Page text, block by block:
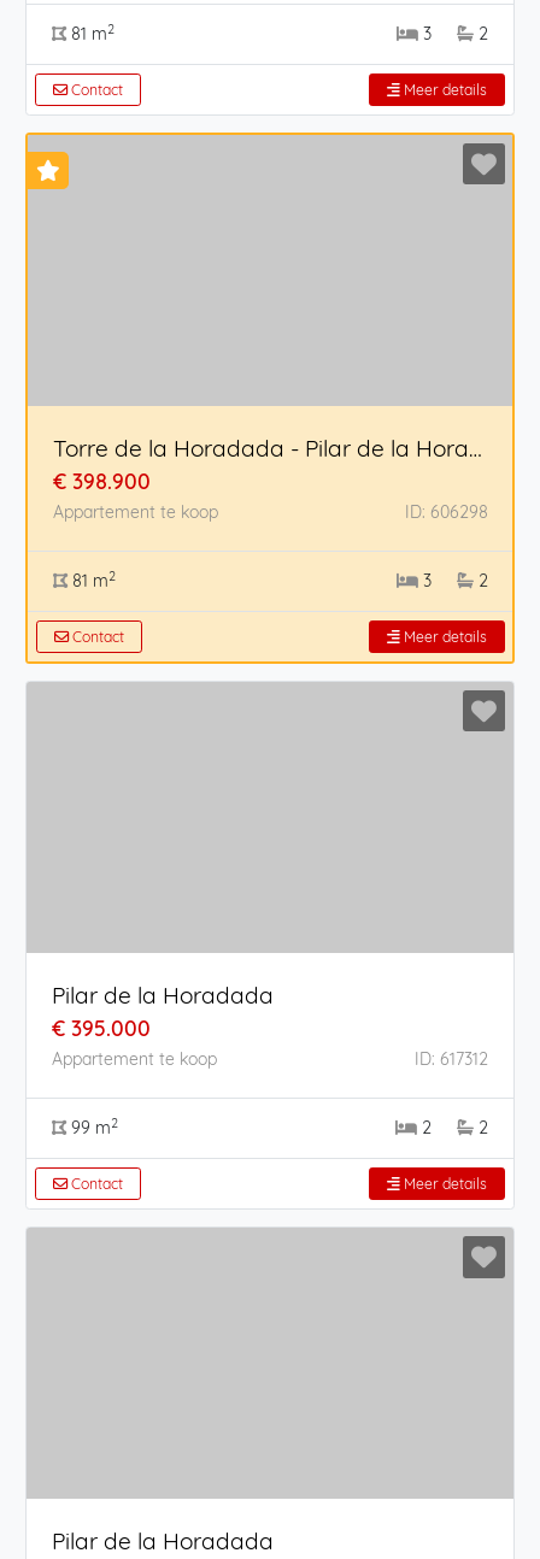
81 m2 3 2
Contact Meer details
Torre de la Horadada - Pilar de la Horadada
€ 398.900
Appartement te koop ID: 606298
81 m2 3 2
Contact Meer details
Pilar de la Horadada
€ 395.000
Appartement te koop ID: 617312
99 m2 2 2
Contact Meer details
Pilar de la Horadada